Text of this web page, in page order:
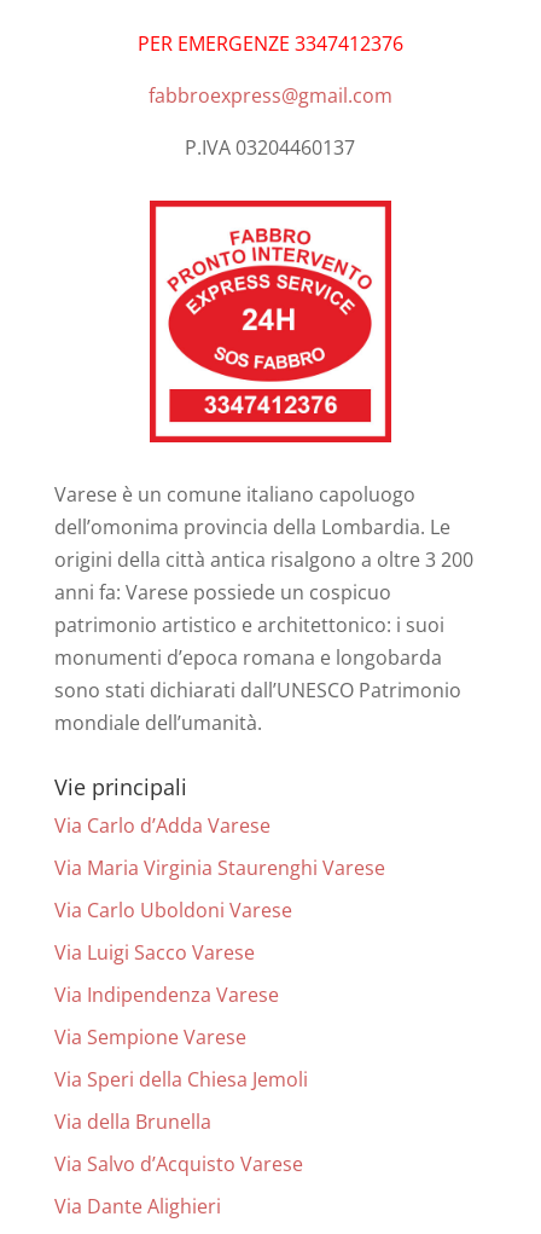
PER EMERGENZE 3347412376
fabbroexpress@gmail.com
P.IVA 03204460137
Varese è un comune italiano capoluogo
dell’omonima provincia della Lombardia. Le
origini della città antica risalgono a oltre 3 200
anni fa: Varese possiede un cospicuo
patrimonio artistico e architettonico: i suoi
monumenti d’epoca romana e longobarda
sono stati dichiarati dall’UNESCO Patrimonio
mondiale dell’umanità.
Vie principali
Via Carlo d’Adda Varese
Via Maria Virginia Staurenghi Varese
Via Carlo Uboldoni Varese
Via Luigi Sacco Varese
Via Indipendenza Varese
Via Sempione Varese
Via Speri della Chiesa Jemoli
Via della Brunella
Via Salvo d’Acquisto Varese
Via Dante Alighieri